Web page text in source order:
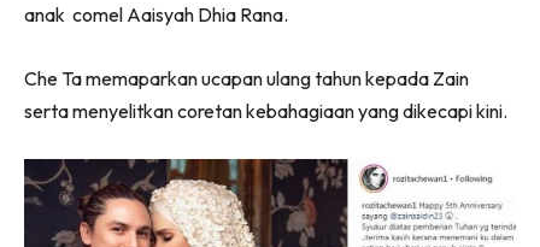
anak comel Aaisyah Dhia Rana.
Che Ta memaparkan ucapan ulang tahun kepada Zain
serta menyelitkan coretan kebahagiaan yang dikecapi kini.